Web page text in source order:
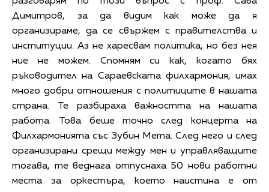
Димитров, за да видим как може да я
организираме, да се свържем с правителства и
институции. Аз не харесвам политика, но без нея
ние не можем. Спомням си как, когато бях
ръководител на Сараевската филхармония, имах
много добри отношения с политиците в нашата
страна. Те разбираха важността на нашата
работа. Това беше точно след концерта на
Филхармонията със Зубин Мета. След него и след
организирани срещи между мен и управляващите
тогава, те веднага отпуснаха 50 нови работни
места за оркестъра, което наистина е от